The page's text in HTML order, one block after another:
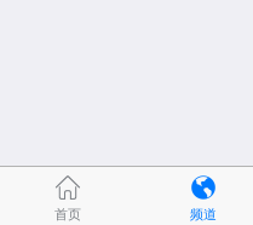
首页 频道